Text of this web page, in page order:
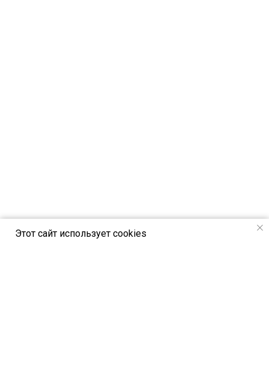
Этот сайт использует cookies